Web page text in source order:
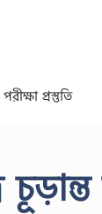
পরীক্ষা প্রস্তুতি